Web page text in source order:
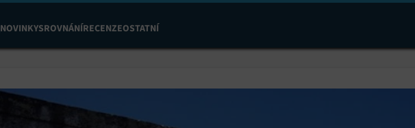
NOVINKYSROVNÁNÍRECENZEOSTATNÍ